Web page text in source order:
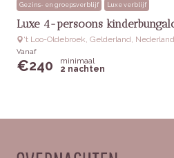
Gezins- en groepsverblijf Luxe verblijf
Luxe 4-persoons
‘t Loo-Oldebroek, Gelderland, Nederland
Vanaf
€240
minimaal
2 nachten